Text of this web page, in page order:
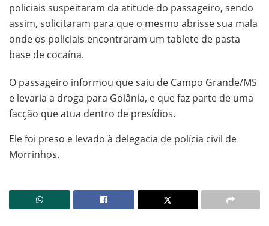
policiais suspeitaram da atitude do passageiro, sendo
assim, solicitaram para que o mesmo abrisse sua mala
onde os policiais encontraram um tablete de pasta
base de cocaína.
O passageiro informou que saiu de Campo Grande/MS
e levaria a droga para Goiânia, e que faz parte de uma
facção que atua dentro de presídios.
Ele foi preso e levado à delegacia de polícia civil de
Morrinhos.